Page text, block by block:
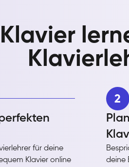
Klavier
für deine
Klavier online
2
deine